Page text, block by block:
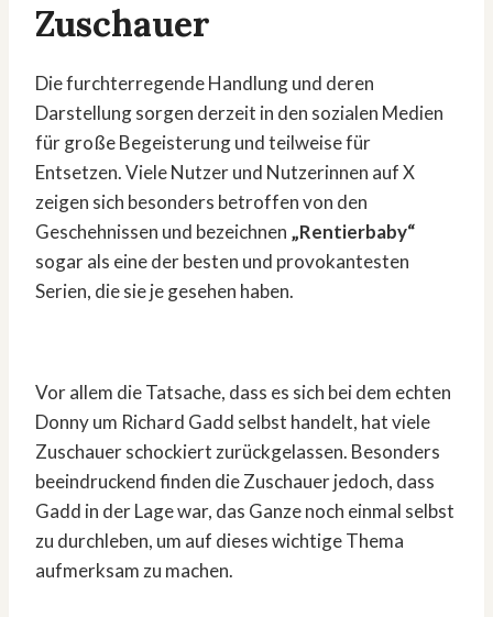
Zuschauer
Die furchterregende Handlung und deren
Darstellung sorgen derzeit in den sozialen Medien
für große Begeisterung und teilweise für
Entsetzen. Viele Nutzer und Nutzerinnen auf X
zeigen sich besonders betroffen von den
Geschehnissen und bezeichnen „Rentierbaby“
sogar als eine der besten und provokantesten
Serien, die sie je gesehen haben.
Vor allem die Tatsache, dass es sich bei dem echten
Donny um Richard Gadd selbst handelt, hat viele
Zuschauer schockiert zurückgelassen. Besonders
beeindruckend finden die Zuschauer jedoch, dass
Gadd in der Lage war, das Ganze noch einmal selbst
zu durchleben, um auf dieses wichtige Thema
aufmerksam zu machen.